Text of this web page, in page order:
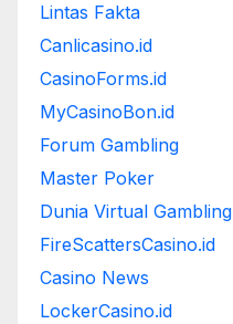
Lintas Fakta
Canlicasino.id
CasinoForms.id
MyCasinoBon.id
Forum Gambling
Master Poker
Dunia Virtual Gambling
FireScattersCasino.id
Casino News
LockerCasino.id